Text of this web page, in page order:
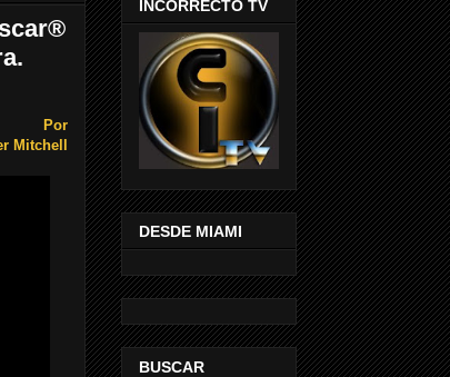
Por
Mitchell
INCORRECTO TV
DESDE MIAMI
BUSCAR